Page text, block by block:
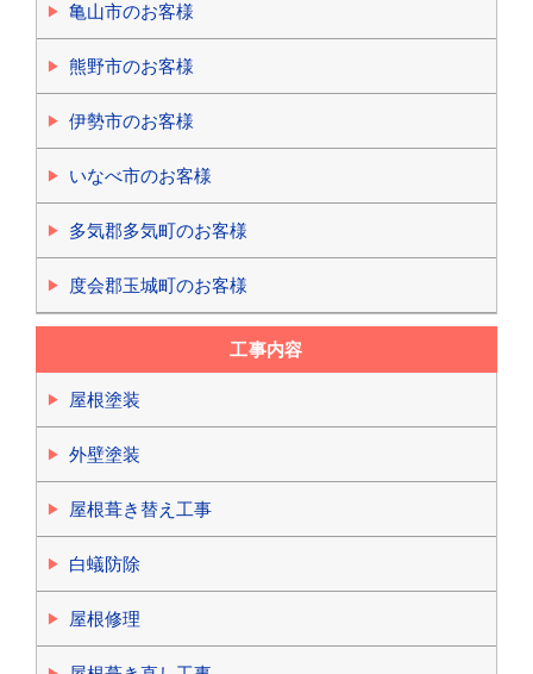
亀山市のお客様
熊野市のお客様
伊勢市のお客様
いなべ市のお客様
多気郡多気町のお客様
度会郡玉城町のお客様
工事内容
屋根塗装
外壁塗装
屋根葺き替え工事
白蟻防除
屋根修理